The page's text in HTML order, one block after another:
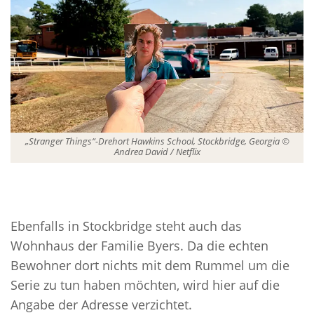
„Stranger Things“-Drehort Hawkins School, Stockbridge, Georgia ©
Andrea David / Netflix
Ebenfalls in Stockbridge steht auch das
Wohnhaus der Familie Byers. Da die echten
Bewohner dort nichts mit dem Rummel um die
Serie zu tun haben möchten, wird hier auf die
Angabe der Adresse verzichtet.